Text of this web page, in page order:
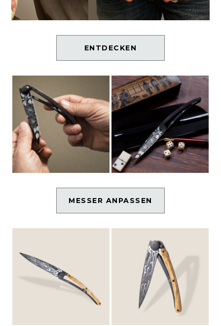
ENTDECKEN
MESSER ANPASSEN